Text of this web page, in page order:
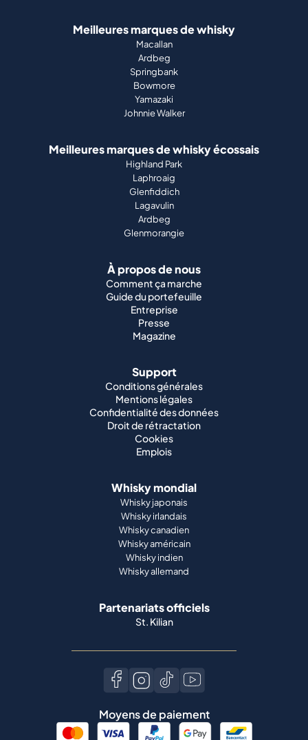
Meilleures marques de whisky
Macallan
Ardbeg
Springbank
Bowmore
Yamazaki
Johnnie Walker
Meilleures marques de whisky écossais
Highland Park
Laphroaig
Glenfiddich
Lagavulin
Ardbeg
Glenmorangie
À propos de nous
Comment ça marche
Guide du portefeuille
Entreprise
Presse
Magazine
Support
Conditions générales
Mentions légales
Confidentialité des données
Droit de rétractation
Cookies
Emplois
Whisky mondial
Whisky japonais
Whisky irlandais
Whisky canadien
Whisky américain
Whisky indien
Whisky allemand
Partenariats officiels
St. Kilian
Moyens de paiement